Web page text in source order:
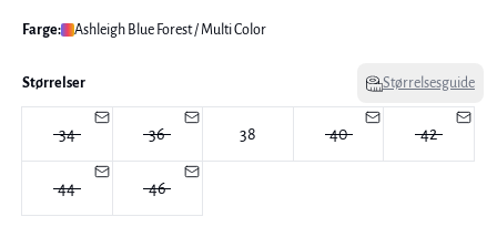
Farge: Ashleigh Blue Forest / Multi Color
Størrelser Størrelsesguide
34 36 38 40 42
44 46